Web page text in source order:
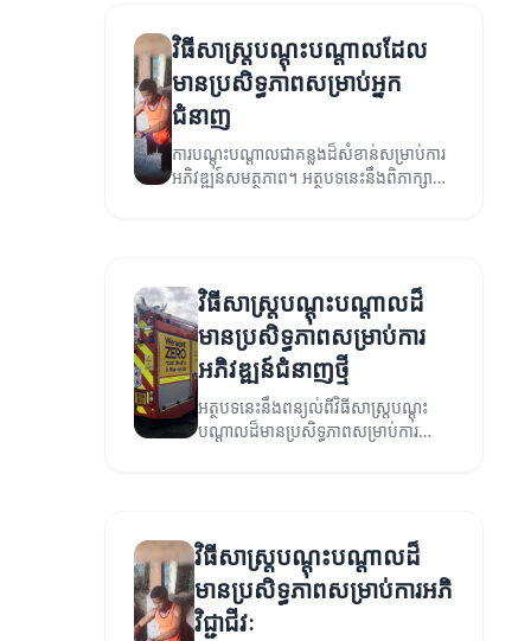
វិធីសាស្ត្របណ្តុះបណ្តាលដែល
មានប្រសិទ្ធភាពសម្រាប់អ្នក
ជំនាញ
ការបណ្តុះបណ្តាលជាគន្លងដ៏សំខាន់សម្រាប់ការ
អភិវឌ្ឍន៍សមត្ថភាព។ អត្ថបទនេះនឹងពិភាក្សា
វិធីសាស្ត្របណ្តុះបណ្តាលដ៏
មានប្រសិទ្ធភាពសម្រាប់ការ
អភិវឌ្ឍន៍ជំនាញថ្មី
អត្ថបទនេះនឹងពន្យល់ពីវិធីសាស្ត្របណ្តុះ
បណ្តាលដ៏មានប្រសិទ្ធភាពសម្រាប់ការ
វិធីសាស្ត្របណ្តុះបណ្តាលដ៏
មានប្រសិទ្ធភាពសម្រាប់ការអភិ
វិជ្ជាជីវៈ